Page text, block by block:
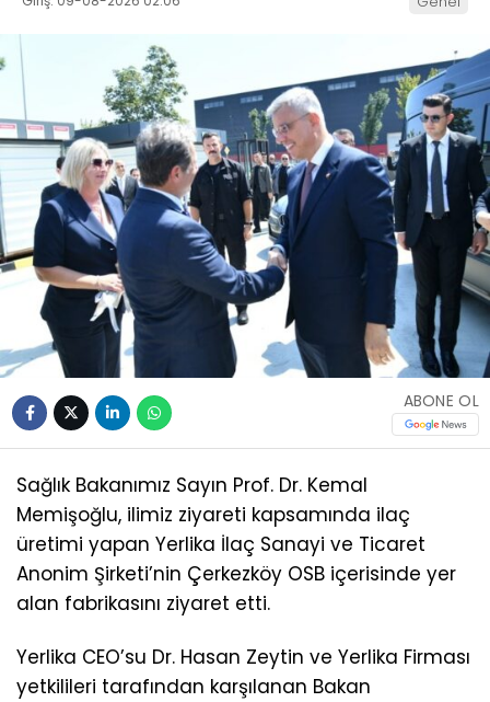
ABONE OL
Sağlık Bakanımız Sayın Prof. Dr. Kemal
Memişoğlu, ilimiz ziyareti kapsamında ilaç
üretimi yapan Yerlika İlaç Sanayi ve Ticaret
Anonim Şirketi’nin Çerkezköy OSB içerisinde yer
alan fabrikasını ziyaret etti.
Yerlika CEO’su Dr. Hasan Zeytin ve Yerlika Firması
yetkilileri tarafından karşılanan Bakan